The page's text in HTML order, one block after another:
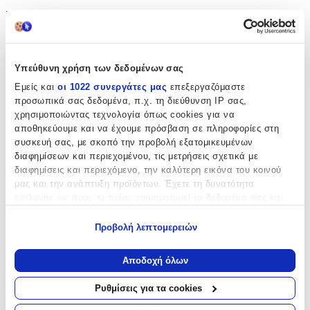
Υπεύθυνη χρήση των δεδομένων σας
Εμείς και οι 1022 συνεργάτες μας επεξεργαζόμαστε
προσωπικά σας δεδομένα, π.χ. τη διεύθυνση IP σας,
χρησιμοποιώντας τεχνολογία όπως cookies για να
αποθηκεύουμε και να έχουμε πρόσβαση σε πληροφορίες στη
συσκευή σας, με σκοπό την προβολή εξατομικευμένων
διαφημίσεων και περιεχομένου, τις μετρήσεις σχετικά με
διαφημίσεις και περιεχόμενο, την καλύτερη εικόνα του κοινού
μας και την ανάπτυξη προϊόντων. Έχετε τη δυνατότητα
Να συλλέξουμε πληροφορίες σχετικά με τη γεωγραφική
σας τοποθεσία, οι οποίες μπορεί να είναι ακριβείς σε
απόσταση μερικών μέτρων
Να αναγνωρίσουμε τη συσκευή σας σαρώνοντας ενεργά
Προβολή λεπτομερειών
Αποδοχή όλων
Ρυθμίσεις για τα cookies
Χαρακτηριστικά
Κατασκευαστής:
OEM
Βασικά Χαρακτηριστικά
Χρώμα:
Πολύχρωμο
Φύλο:
Τάξη
Νηπιαγωγείου